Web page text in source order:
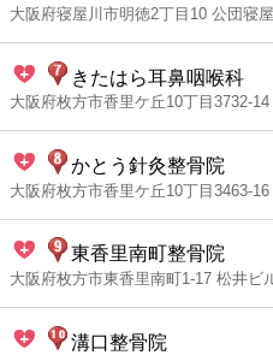
大阪府寝屋川市明徳2丁目10 公団寝
きたはら耳鼻咽喉科
大阪府枚方市香里ケ丘10丁目3732-
かとう針灸整骨院
大阪府枚方市香里ケ丘10丁目3463-
東香里南町整骨院
大阪府枚方市東香里南町1-17 松井ビ
溝口整骨院